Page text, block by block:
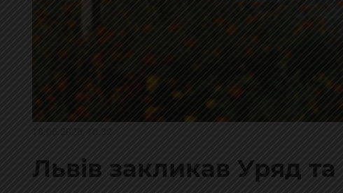
Львів закликав Уряд